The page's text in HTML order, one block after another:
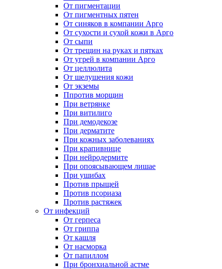
От пигментации
От пигментных пятен
От синяков в компании Арго
От сухости и сухой кожи в Арго
От сыпи
От трещин на руках и пятках
От угрей в компании Арго
От целлюлита
От шелушения кожи
От экземы
Ппротив морщин
При ветрянке
При витилиго
При демодекозе
При дерматите
При кожных заболеваниях
При крапивнице
При нейродермите
При опоясывающем лишае
При ушибах
Против прыщей
Против псориаза
Против растяжек
От инфекций
От герпеса
От гриппа
От кашля
От насморка
От папиллом
При бронхиальной астме